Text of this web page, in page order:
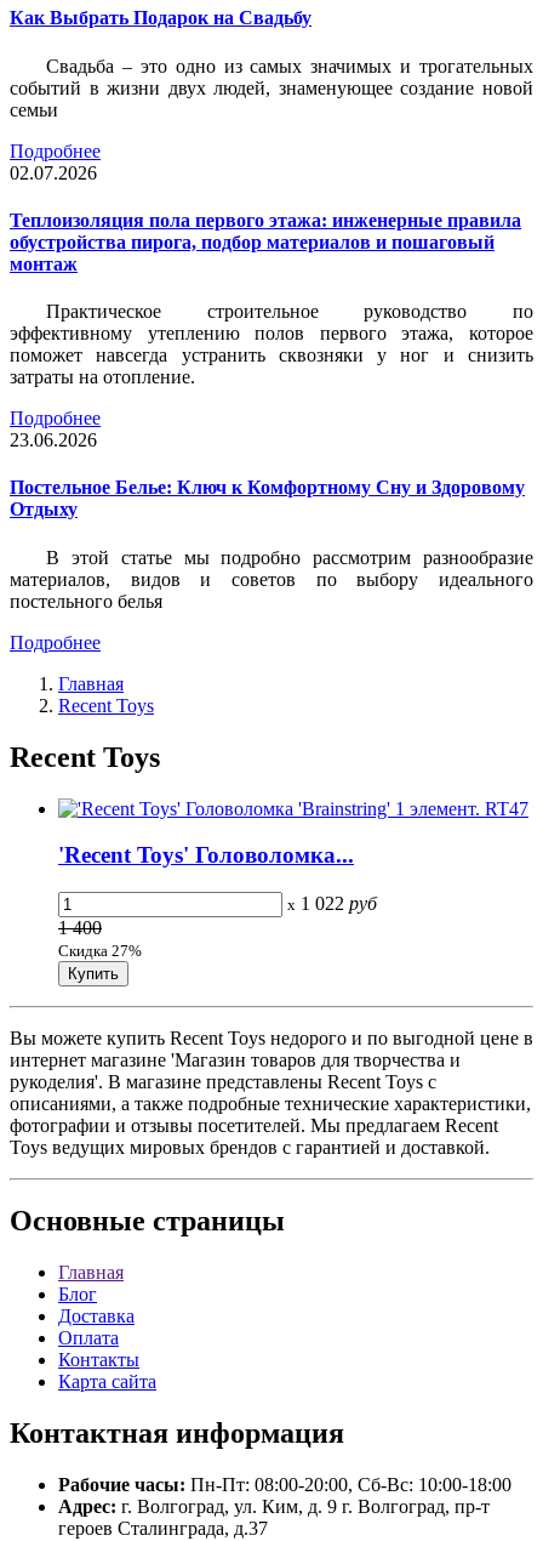
Как Выбрать Подарок на Свадьбу
Свадьба – это одно из самых значимых и трогательных
событий в жизни двух людей, знаменующее создание новой
семьи
Подробнее
02.07.2026
Теплоизоляция пола первого этажа: инженерные правила
обустройства пирога, подбор материалов и пошаговый
монтаж
Практическое строительное руководство по
эффективному утеплению полов первого этажа, которое
поможет навсегда устранить сквозняки у ног и снизить
затраты на отопление.
Подробнее
23.06.2026
Постельное Белье: Ключ к Комфортному Сну и Здоровому
Отдыху
В этой статье мы подробно рассмотрим разнообразие
материалов, видов и советов по выбору идеального
постельного белья
Подробнее
Главная
Recent Toys
Recent Toys
'Recent Toys' Головоломка...
x 1 022 руб
1 400
Скидка 27%
Вы можете купить Recent Toys недорого и по выгодной цене в
интернет магазине 'Магазин товаров для творчества и
рукоделия'. В магазине представлены Recent Toys с
описаниями, а также подробные технические характеристики,
фотографии и отзывы посетителей. Мы предлагаем Recent
Toys ведущих мировых брендов с гарантией и доставкой.
Основные страницы
Главная
Блог
Доставка
Оплата
Контакты
Карта сайта
Контактная информация
Рабочие часы: Пн-Пт: 08:00-20:00, Сб-Вс: 10:00-18:00
Адрес: г. Волгоград, ул. Ким, д. 9 г. Волгоград, пр-т
героев Сталинграда, д.37